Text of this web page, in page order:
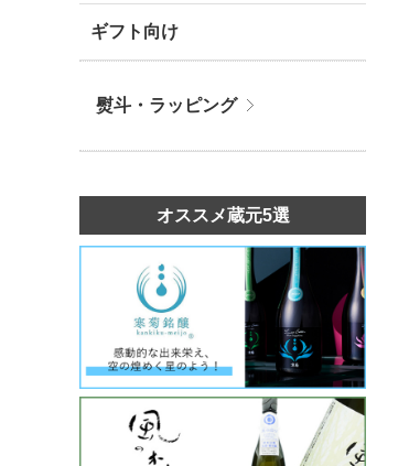
ギフト向け
熨斗・ラッピング
オススメ蔵元5選